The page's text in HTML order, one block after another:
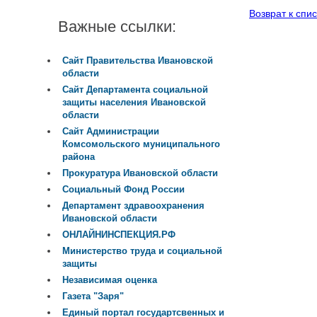
Возврат к
Важные ссылки:
Сайт Правительства Ивановской
области
Сайт Департамента социальной
защиты населения Ивановской
области
Сайт Администрации
Комсомольского муниципального
района
Прокуратура Ивановской области
Социальный Фонд России
Департамент здравоохранения
Ивановской области
ОНЛАЙНИНСПЕКЦИЯ.РФ
Министерство труда и социальной
защиты
Независимая оценка
Газета "Заря"
Единый портал государтсвенных и